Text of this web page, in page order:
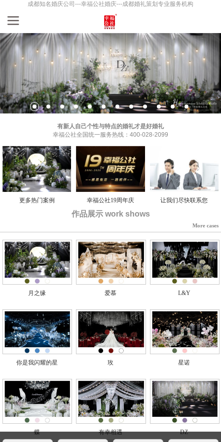
成都知名婚庆公司---幸福公社婚庆---成都婚礼策划专业服务机构
有新人自己个性与特点的婚礼才是好婚礼
幸福公社全国统一服务热线：400-028-2099
更多热门案例 幸福公社19周年庆 让我们尽快联系您
作品展示 work shows
More cases
月之缘 爱慕 L&Y
你是我闪耀的星 玫 星诺
蝶 有幸相遇 DZ